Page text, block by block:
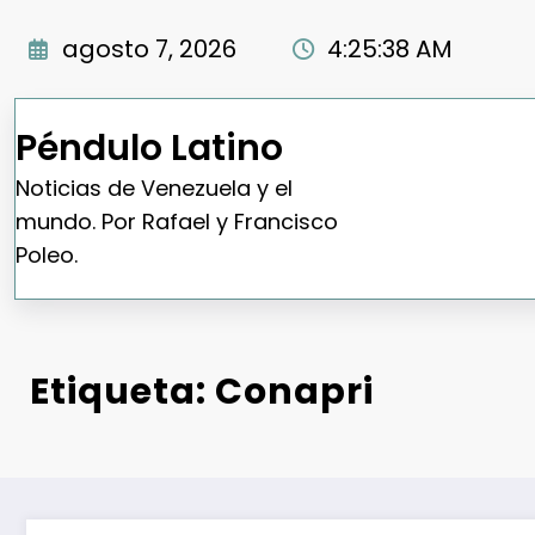
agosto 7, 2026 4:25:39 AM
Péndulo Latino
Noticias de Venezuela y el
mundo. Por Rafael y Francisco
Poleo.
Etiqueta: Conapri